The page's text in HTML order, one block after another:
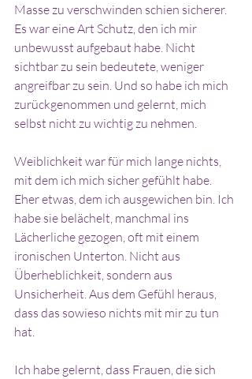
Masse zu verschwinden schien sicherer.
Es war eine Art Schutz, den ich mir
unbewusst aufgebaut habe. Nicht
sichtbar zu sein bedeutete, weniger
angreifbar zu sein. Und so habe ich mich
zurückgenommen und gelernt, mich
selbst nicht zu wichtig zu nehmen.
Weiblichkeit war für mich lange nichts,
mit dem ich mich sicher gefühlt habe.
Eher etwas, dem ich ausgewichen bin. Ich
habe sie belächelt, manchmal ins
Lächerliche gezogen, oft mit einem
ironischen Unterton. Nicht aus
Überheblichkeit, sondern aus
Unsicherheit. Aus dem Gefühl heraus,
dass das sowieso nichts mit mir zu tun
hat.
Ich habe gelernt, dass Frauen, die sich